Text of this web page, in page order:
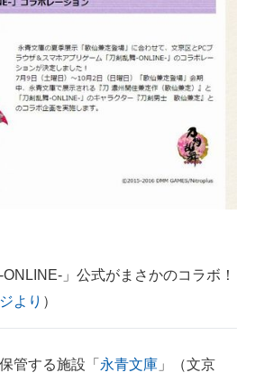
選べる
ント
ティ
かる
サイト
支援
」公式がまさかのコラボ！
より ）
管する施設「 永青文庫 」（文京